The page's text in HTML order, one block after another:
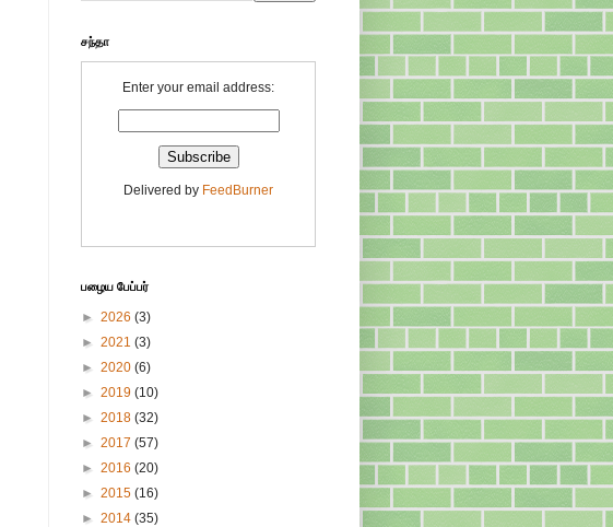
சந்தா
Enter your email address:
Delivered by FeedBurner
பழைய பேப்பர்
► 2026 (3)
► 2021 (3)
► 2020 (6)
► 2019 (10)
► 2018 (32)
► 2017 (57)
► 2016 (20)
► 2015 (16)
► 2014 (35)